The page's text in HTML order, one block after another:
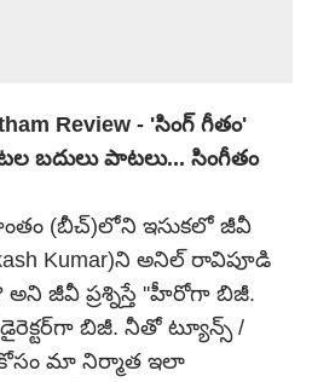
Review - 'సింగ్ గీతం'
బదులు పాటలు... సింగీతం
(బీచ్)లోని ఇసుకలో జీవీ
Kumar)ని అనిల్ రావిపూడి
అని జీవీ ప్రశ్నిస్తే ''హీరోగా బిజీ.
బిజీ. నీతో ట్యూన్స్ /
మా నిర్మాత ఇలా